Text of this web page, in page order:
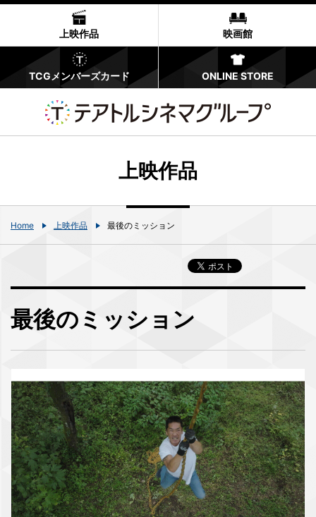
上映作品 映画館
TCGメンバーズカード ONLINE STORE
上映作品
Home 上映作品 最後のミッション
最後のミッション